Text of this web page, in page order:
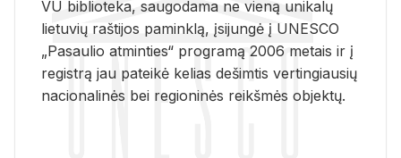
VU biblioteka, saugodama ne vieną unikalų
lietuvių raštijos paminklą, įsijungė į UNESCO
„Pasaulio atminties“ programą 2006 metais ir į
registrą jau pateikė kelias dešimtis vertingiausių
nacionalinės bei regioninės reikšmės objektų.